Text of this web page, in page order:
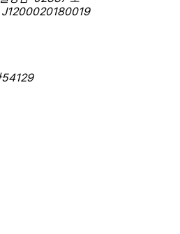
: J1200020180019
54129